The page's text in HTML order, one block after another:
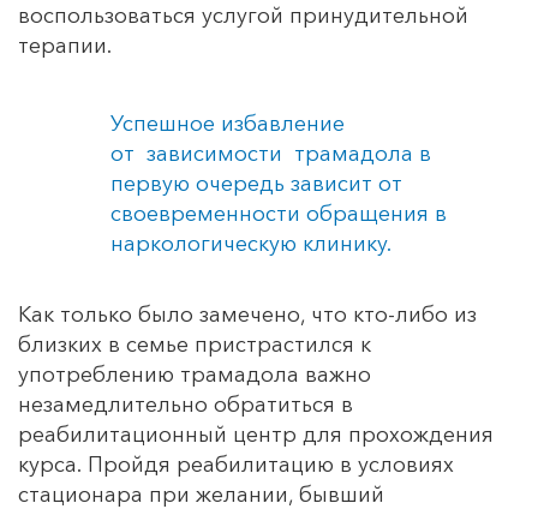
воспользоваться услугой принудительной
терапии.
Успешное избавление
от зависимости трамадола в
первую очередь зависит от
своевременности обращения в
наркологическую клинику.
Как только было замечено, что кто-либо из
близких в семье пристрастился к
употреблению трамадола важно
незамедлительно обратиться в
реабилитационный центр для прохождения
курса. Пройдя реабилитацию в условиях
стационара при желании, бывший